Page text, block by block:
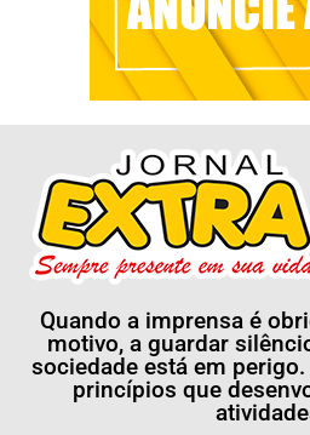
Quando a imprensa é
motivo, a guardar
sociedade está em
princípios que